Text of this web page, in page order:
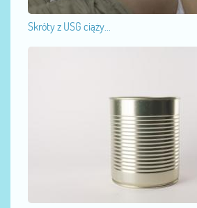
Skróty z USG ciąży...